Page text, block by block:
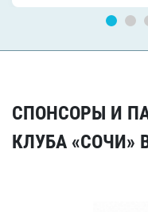
СПОНСОРЫ И
КЛУБА «СОЧИ»